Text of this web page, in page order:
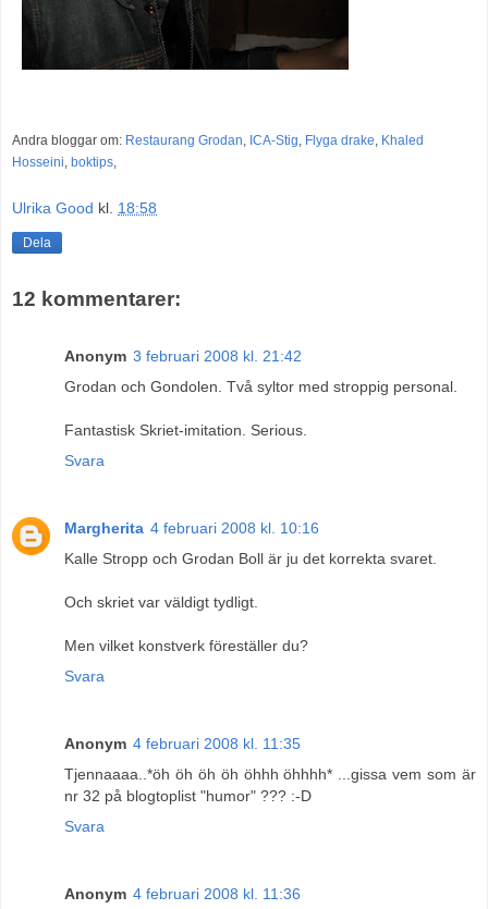
Andra bloggar om: Restaurang Grodan, ICA-Stig, Flyga drake, Khaled
Hosseini, boktips,
Ulrika Good kl. 18:58
Dela
12 kommentarer:
Anonym 3 februari 2008 kl. 21:42
Grodan och Gondolen. Två syltor med stroppig personal.
Fantastisk Skriet-imitation. Serious.
Svara
Margherita 4 februari 2008 kl. 10:16
Kalle Stropp och Grodan Boll är ju det korrekta svaret.
Och skriet var väldigt tydligt.
Men vilket konstverk föreställer du?
Svara
Anonym 4 februari 2008 kl. 11:35
Tjennaaaa..*öh öh öh öh öhhh öhhhh* ...gissa vem som är
nr 32 på blogtoplist "humor" ??? :-D
Svara
Anonym 4 februari 2008 kl. 11:36